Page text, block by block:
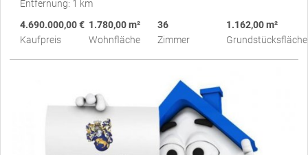
Entfernung: 1 km
4.690.000,00 €
Kaufpreis
1.780,00 m²
Wohnfläche
36
Zimmer
1.162,00 m²
Grundstücksfläche